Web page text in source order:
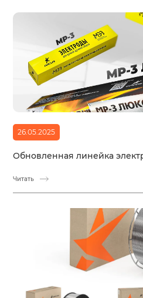
26.05.2025
Обновленная линейка
Читать